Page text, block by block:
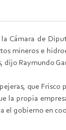
Cámara de
mineros e
Raymundo
que
la propia
el gobierno en